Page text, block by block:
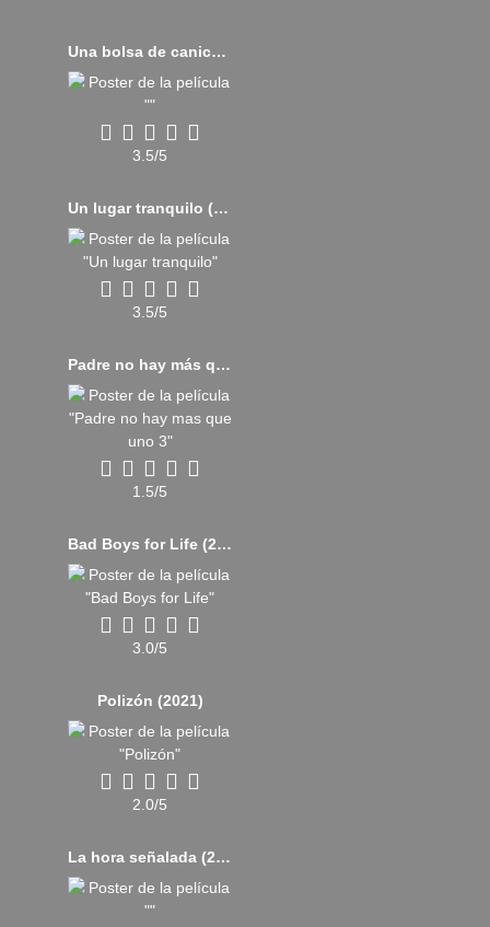
Una bolsa de canicas (2017)
3.5/5
Un lugar tranquilo (2018)
3.5/5
Padre no hay más que uno 3 (2022)
1.5/5
Bad Boys for Life (2020)
3.0/5
Polizón (2021)
2.0/5
La hora señalada (2017)